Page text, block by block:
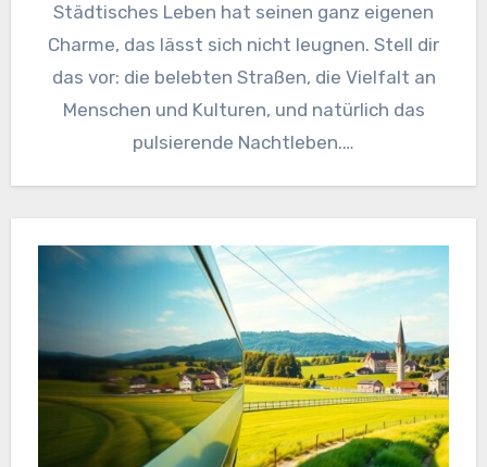
Städtisches Leben hat seinen ganz eigenen
Charme, das lässt sich nicht leugnen. Stell dir
das vor: die belebten Straßen, die Vielfalt an
Menschen und Kulturen, und natürlich das
pulsierende Nachtleben.…